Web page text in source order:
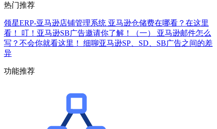
热门推荐
领星ERP-亚马逊店铺管理系统 亚马逊仓储费在哪看？在这里
看！
叮！亚马逊SB广告邀请你了解！（一）
亚马逊邮件怎么
写？不会你就看这里！
细聊亚马逊SP、SD、SB广告之间的差
异
功能推荐